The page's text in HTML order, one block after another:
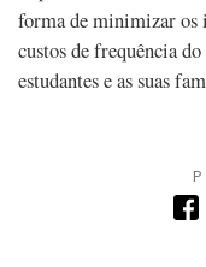
forma de minimizar os
custos de frequência
estudantes e as suas